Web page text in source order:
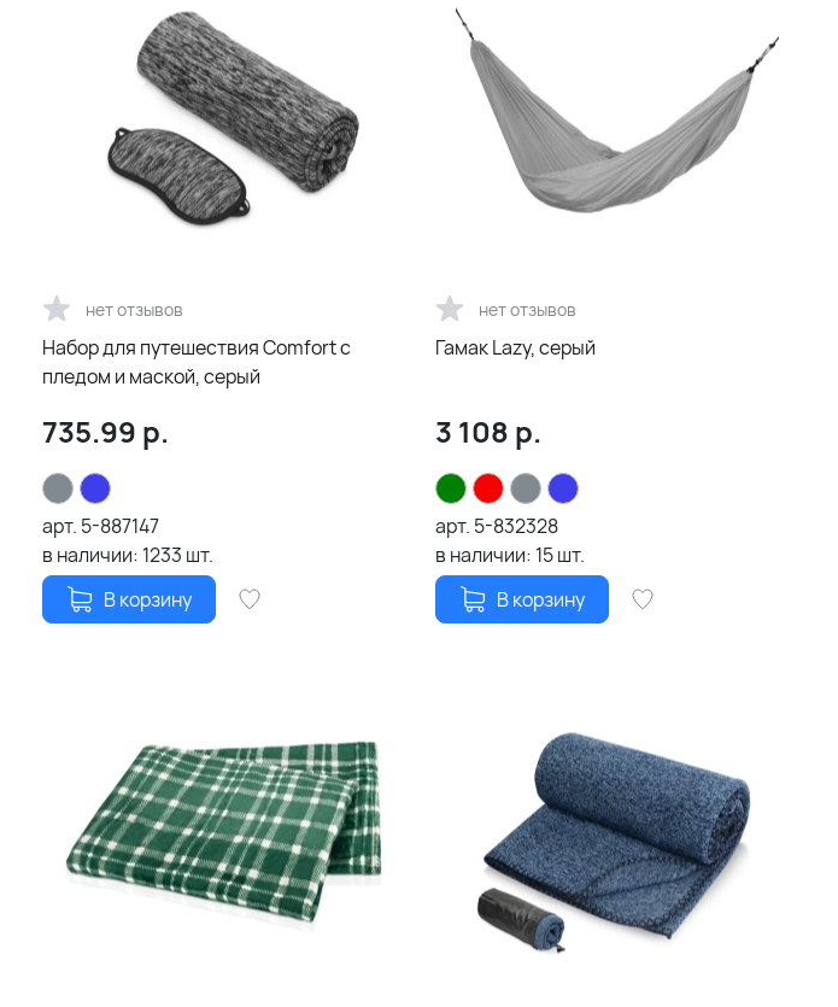
нет отзывов
Набор для путешествия Comfort с
пледом и маской, серый
735.99 р.
арт. 5-887147
в наличии: 1233 шт.
В корзину
нет отзывов
Гамак Lazy, серый
3 108 р.
арт. 5-832328
в наличии: 15шт.
В корзину